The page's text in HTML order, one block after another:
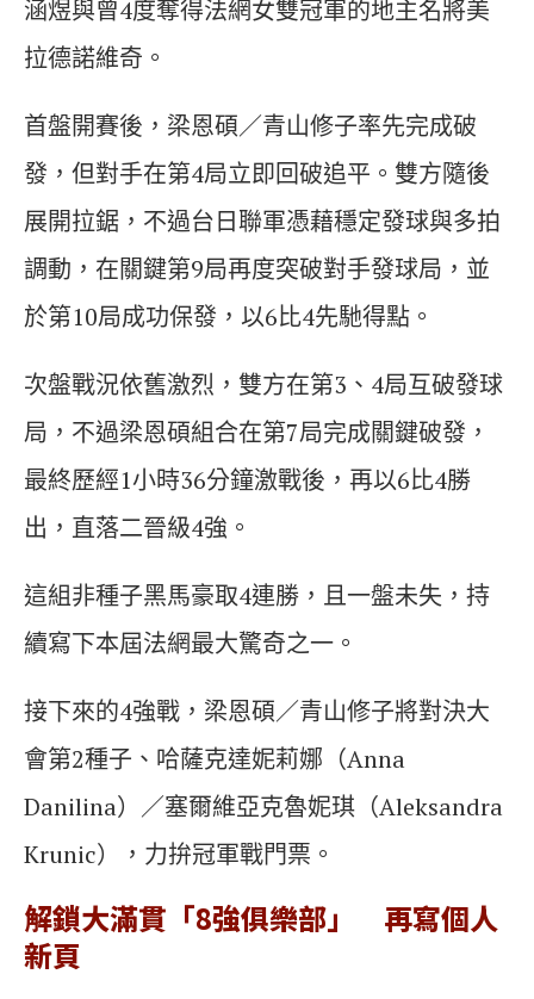
涵煜與曾4度奪得法網女雙冠軍的地主名將美
拉德諾維奇。
首盤開賽後，梁恩碩／青山修子率先完成破
發，但對手在第4局立即回破追平。雙方隨後
展開拉鋸，不過台日聯軍憑藉穩定發球與多拍
調動，在關鍵第9局再度突破對手發球局，並
於第10局成功保發，以6比4先馳得點。
次盤戰況依舊激烈，雙方在第3、4局互破發球
局，不過梁恩碩組合在第7局完成關鍵破發，
最終歷經1小時36分鐘激戰後，再以6比4勝
出，直落二晉級4強。
這組非種子黑馬豪取4連勝，且一盤未失，持
續寫下本屆法網最大驚奇之一。
接下來的4強戰，梁恩碩／青山修子將對決大
會第2種子、哈薩克達妮莉娜（Anna
Danilina）／塞爾維亞克魯妮琪（Aleksandra
Krunic），力拚冠軍戰門票。
解鎖大滿貫「8強俱樂部」 再寫個人
新頁